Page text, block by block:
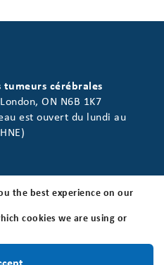
cérébrales
ON N6B 1K7
est ouvert du lundi au
de
the best experience on our
cookies we are using or